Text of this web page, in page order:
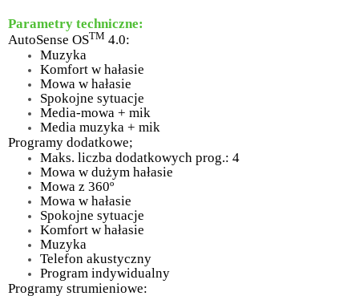
Parametry techniczne:
AutoSense OSTM 4.0:
Muzyka
Komfort w hałasie
Mowa w hałasie
Spokojne sytuacje
Media-mowa + mik
Media muzyka + mik
Programy dodatkowe;
Maks. liczba dodatkowych prog.: 4
Mowa w dużym hałasie
Mowa z 360º
Mowa w hałasie
Spokojne sytuacje
Komfort w hałasie
Muzyka
Telefon akustyczny
Program indywidualny
Programy strumieniowe: